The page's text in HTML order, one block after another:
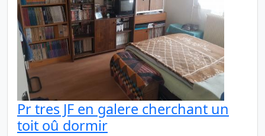
Pr tres JF en galere cherchant un
toit oû dormir